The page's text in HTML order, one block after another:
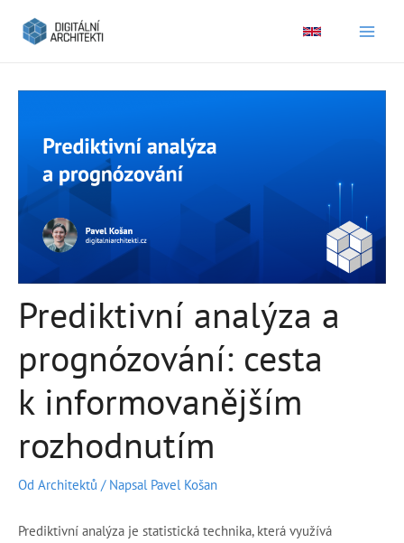
Menu
Prediktivní analýza a
prognózování: cesta
k informovanějším
rozhodnutím
Od Architektů / Napsal Pavel Košan
Prediktivní analýza je statistická technika, která využívá